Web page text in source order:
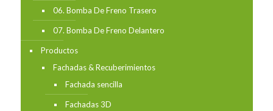
06. Bomba De Freno Trasero
07. Bomba De Freno Delantero
Productos
Fachadas & Recuberimientos
Fachada sencilla
Fachadas 3D